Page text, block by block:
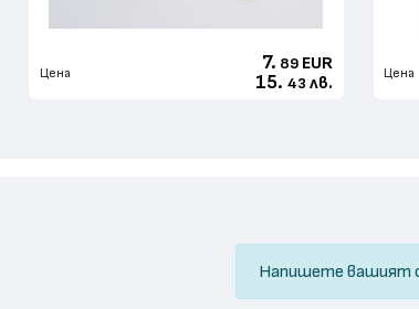
Цена 7. 89 EUR
15. 43 лв.
Цена
Напишете вашият